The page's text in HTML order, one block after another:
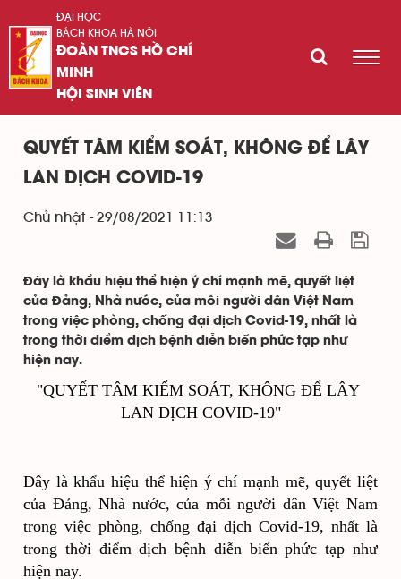
ĐẠI HỌC
BÁCH KHOA HÀ NỘI
ĐOÀN TNCS HỒ CHÍ
MINH
HỘI SINH VIÊN
QUYẾT TÂM KIỂM SOÁT, KHÔNG ĐỂ LÂY
LAN DỊCH COVID-19
Chủ nhật - 29/08/2021 11:13
Đây là khẩu hiệu thể hiện ý chí mạnh mẽ, quyết liệt
của Đảng, Nhà nước, của mỗi người dân Việt Nam
trong việc phòng, chống đại dịch Covid-19, nhất là
trong thời điểm dịch bệnh diễn biến phức tạp như
hiện nay.
"QUYẾT TÂM KIỂM SOÁT, KHÔNG ĐỂ LÂY
LAN DỊCH COVID-19"
Đây là khẩu hiệu thể hiện ý chí mạnh mẽ, quyết liệt
của Đảng, Nhà nước, của mỗi người dân Việt Nam
trong việc phòng, chống đại dịch Covid-19, nhất là
trong thời điểm dịch bệnh diễn biến phức tạp như
hiện nay.